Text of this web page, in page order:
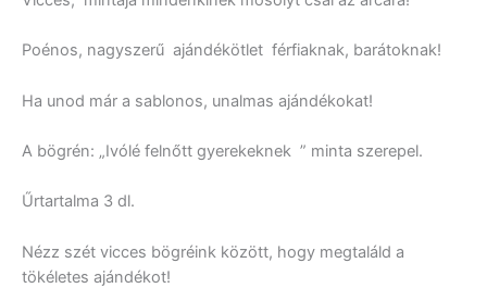
Poénos, nagyszerű ajándékötlet férfiaknak, barátoknak!
Ha unod már a sablonos, unalmas ajándékokat!
A bögrén: „Ivólé felnőtt gyerekeknek ” minta szerepel.
Űrtartalma 3 dl.
Nézz szét vicces bögréink között, hogy megtaláld a
tökéletes ajándékot!